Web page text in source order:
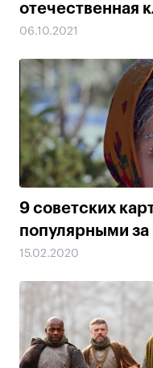
отечественная
06.10.2021
9 советских
популярными
15.02.2020